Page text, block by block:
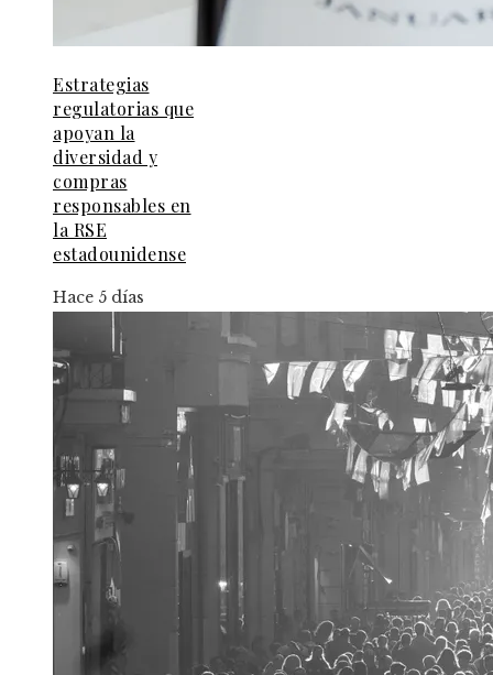
Estrategias
regulatorias que
apoyan la
diversidad y
compras
responsables en
la RSE
estadounidense
Hace 5 días